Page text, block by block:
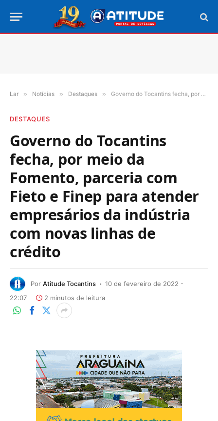
Lar » Notícias » Destaques » Governo do Tocantins fecha, por meio da Fomento, parceria com Fieto e Finep para atender empresários da indústria com novas linhas de crédito
DESTAQUES
Governo do Tocantins
fecha, por meio da
Fomento, parceria com
Fieto e Finep para atender
empresários da indústria
com novas linhas de
crédito
Por Atitude Tocantins
10 de fevereiro de 2022 -
22:07
2 minutos de leitura